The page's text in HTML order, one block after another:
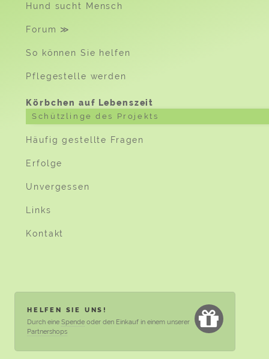
Hund sucht Mensch
Forum ≫
So können Sie helfen
Pflegestelle werden
Körbchen auf Lebenszeit
Schützlinge des Projekts
Häufig gestellte Fragen
Erfolge
Unvergessen
Links
Kontakt
HELFEN SIE UNS!
Durch eine Spende oder den Einkauf in einem unserer
Partnershops